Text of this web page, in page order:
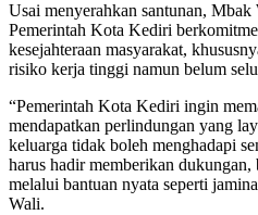
Usai menyerahkan santunan, Mbak
Pemerintah Kota Kediri
kesejahteraan masyarakat,
risiko kerja tinggi namun belum
“Pemerintah Kota Kediri ingin
mendapatkan perlindungan yang
keluarga tidak boleh menghadapi
harus hadir memberikan dukungan,
melalui bantuan nyata seperti
Wali.